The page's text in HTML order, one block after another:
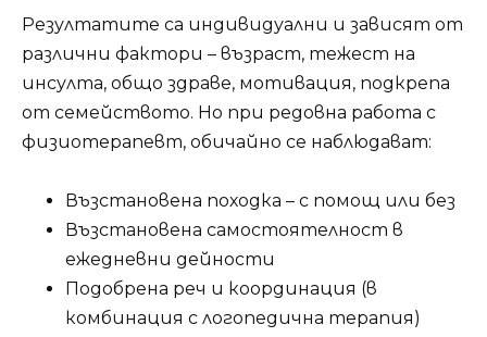
Резултатите са индивидуални и зависят от
различни фактори – възраст, тежест на
инсулта, общо здраве, мотивация, подкрепа
от семейството. Но при редовна работа с
физиотерапевт, обичайно се наблюдават:
Възстановена походка – с помощ или без
Възстановена самостоятелност в
ежедневни дейности
Подобрена реч и координация (в
комбинация с логопедична терапия)